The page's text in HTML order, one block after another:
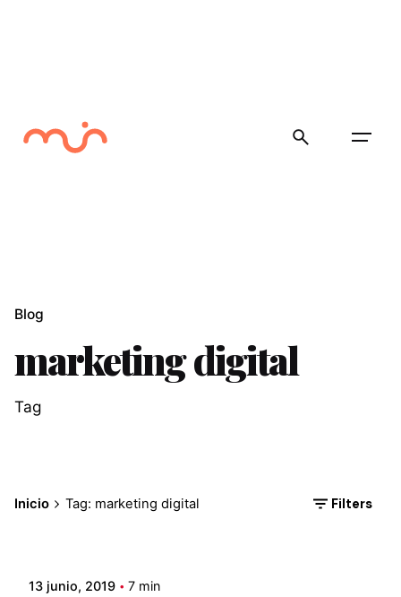
Blog
marketing digital
Tag
Inicio Tag: marketing digital Filters
13 junio, 2019 7 min